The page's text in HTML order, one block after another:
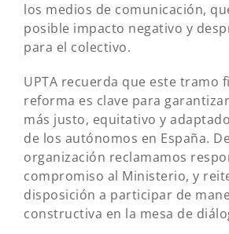
los medios de comunicación,
posible impacto negativo y
para el colectivo.
UPTA recuerda que este tramo
reforma es clave para
más justo, equitativo y
de los autónomos en España.
organización reclamamos
compromiso al Ministerio, y
disposición a participar de
constructiva en la mesa de